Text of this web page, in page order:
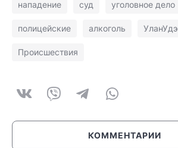
нападение суд уголовное дело
полицейские алкоголь УланУдэ
Происшествия
КОММЕНТАРИИ